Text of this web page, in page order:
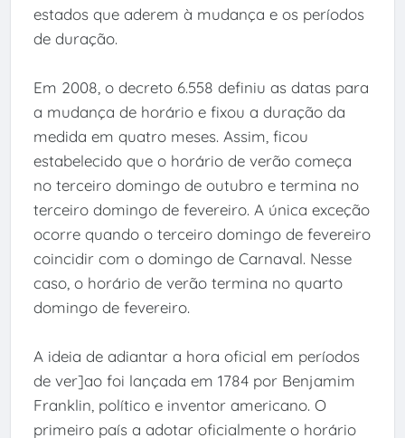
estados que aderem à mudança e os períodos
de duração.
Em 2008, o decreto 6.558 definiu as datas para
a mudança de horário e fixou a duração da
medida em quatro meses. Assim, ficou
estabelecido que o horário de verão começa
no terceiro domingo de outubro e termina no
terceiro domingo de fevereiro. A única exceção
ocorre quando o terceiro domingo de fevereiro
coincidir com o domingo de Carnaval. Nesse
caso, o horário de verão termina no quarto
domingo de fevereiro.
A ideia de adiantar a hora oficial em períodos
de ver]ao foi lançada em 1784 por Benjamim
Franklin, político e inventor americano. O
primeiro país a adotar oficialmente o horário